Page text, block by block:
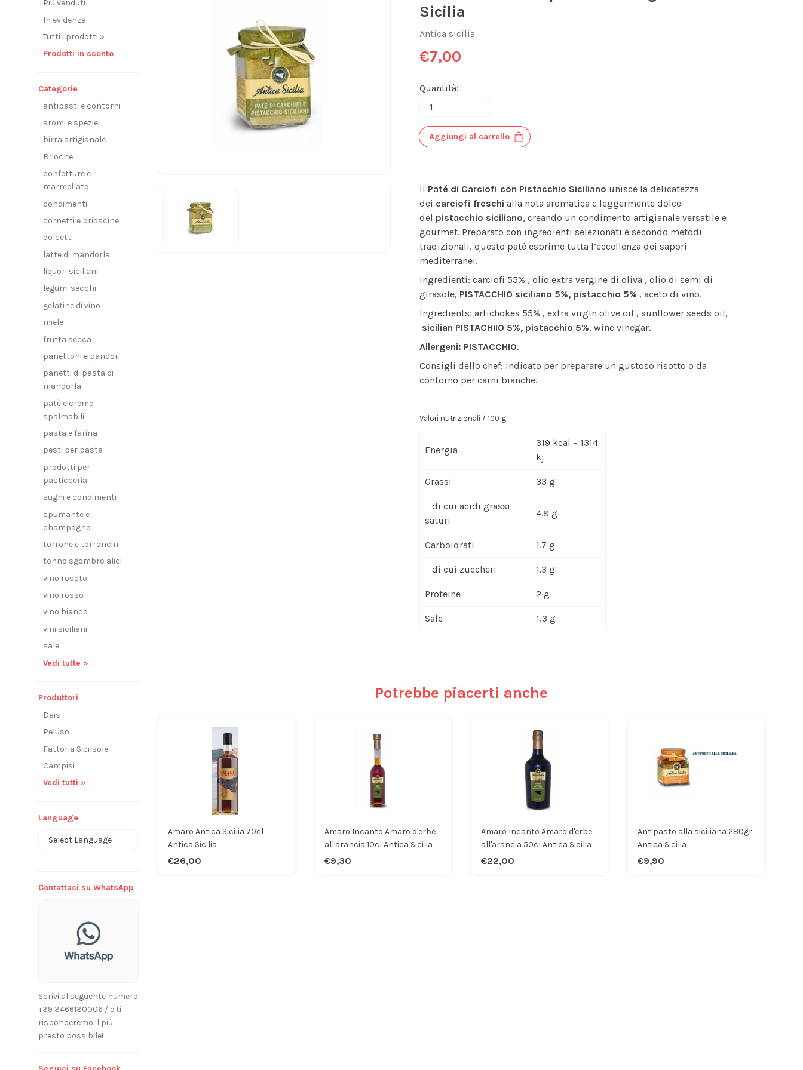
Più venduti
In evidenza
Tutti i prodotti »
Prodotti in sconto
Categorie
antipasti e contorni
aromi e spezie
birra artigianale
Brioche
confetture e
marmellate
condimenti
cornetti e brioscine
dolcetti
latte di mandorla
liquori siciliani
legumi secchi
gelatine di vino
miele
frutta secca
panettoni e pandori
panetti di pasta di
mandorla
patè e creme
spalmabili
pasta e farina
pesti per pasta
prodotti per
pasticceria
sughi e condimenti
spumante e
champagne
torrone e torroncini
tonno sgombro alici
vino rosato
vino rosso
vino bianco
vini siciliani
sale
Vedi tutte »
Produttori
Dais
Peluso
Fattoria Sicilsole
Campisi
Vedi tutti »
Language
Contattaci su WhatsApp
Scrivi al seguente numero
+39 3466130006 / e ti
risponderemo il più
presto possibile!
Sicilia
Antica sicilia
€7,00
Quantità:
Aggiungi al carrello
Il Paté di Carciofi con Pistacchio Siciliano unisce la delicatezza
dei carciofi freschi alla nota aromatica e leggermente dolce
del pistacchio siciliano, creando un condimento artigianale versatile e
gourmet. Preparato con ingredienti selezionati e secondo metodi
tradizionali, questo paté esprime tutta l’eccellenza dei sapori
mediterranei.
Ingredienti: carciofi 55% , olio extra vergine di oliva , olio di semi di
girasole, PISTACCHIO siciliano 5%, pistacchio 5% , aceto di vino.
Ingredients: artichokes 55% , extra virgin olive oil , sunflower seeds oil,
sicilian PISTACHIIO 5%, pistacchio 5%, wine vinegar.
Allergeni: PISTACCHIO.
Consigli dello chef: indicato per preparare un gustoso risotto o da
contorno per carni bianche.
Valori nutrizionali / 100 g
Energia
319 kcal – 1314
kj
Grassi 33 g
di cui acidi grassi
saturi
4.8 g
Carboidrati 1.7 g
di cui zuccheri 1.3 g
Proteine 2 g
Sale 1,3 g
Potrebbe piacerti anche
Amaro Antica Sicilia 70cl
Antica Sicilia
€26,00
Amaro Incanto Amaro d'erbe
all'arancia 10cl Antica Sicilia
€9,30
Amaro Incanto Amaro d'erbe
all'arancia 50cl Antica Sicilia
€22,00
Antipasto alla siciliana 280gr
Antica Sicilia
€9,90